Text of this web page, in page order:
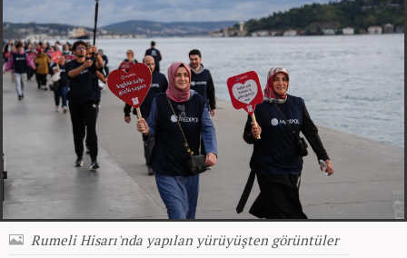
Rumeli Hisarı'nda yapılan yürüyüşten görüntüler